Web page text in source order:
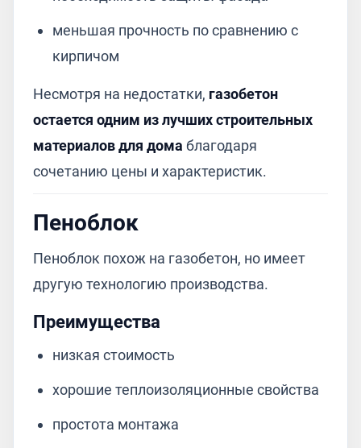
меньшая прочность по сравнению с
кирпичом
Несмотря на недостатки, газобетон
остается одним из лучших строительных
материалов для дома благодаря
сочетанию цены и характеристик.
Пеноблок
Пеноблок похож на газобетон, но имеет
другую технологию производства.
Преимущества
низкая стоимость
хорошие теплоизоляционные свойства
простота монтажа